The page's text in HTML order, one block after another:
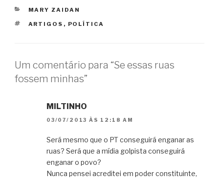
CATEGORIAS
MARY ZAIDAN
TAGS
ARTIGOS , POLÍTICA
Um comentário para “Se essas ruas
fossem minhas”
MILTINHO
03/07/2013 ÀS 12:18 AM
Será mesmo que o PT conseguirá enganar as
ruas? Será que a mídia golpista conseguirá
enganar o povo?
Nunca pensei acreditei em poder constituinte,